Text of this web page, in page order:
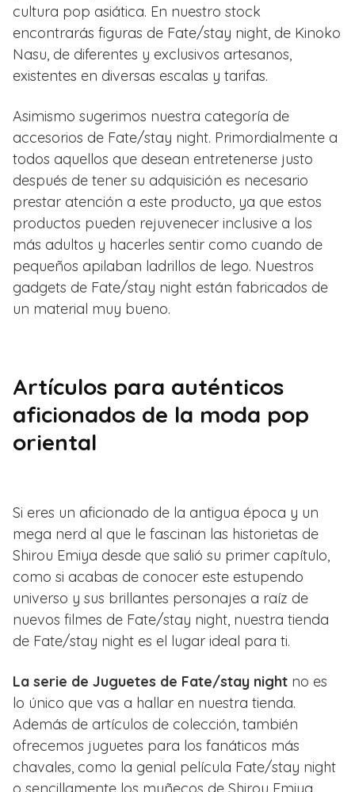
cultura pop asiática. En nuestro stock
encontrarás figuras de Fate/stay night, de Kinoko
Nasu, de diferentes y exclusivos artesanos,
existentes en diversas escalas y tarifas.
Asimismo sugerimos nuestra categoría de
accesorios de Fate/stay night. Primordialmente a
todos aquellos que desean entretenerse justo
después de tener su adquisición es necesario
prestar atención a este producto, ya que estos
productos pueden rejuvenecer inclusive a los
más adultos y hacerles sentir como cuando de
pequeños apilaban ladrillos de lego. Nuestros
gadgets de Fate/stay night están fabricados de
un material muy bueno.
Artículos para auténticos
aficionados de la moda pop
oriental
Si eres un aficionado de la antigua época y un
mega nerd al que le fascinan las historietas de
Shirou Emiya desde que salió su primer capítulo,
como si acabas de conocer este estupendo
universo y sus brillantes personajes a raíz de
nuevos filmes de Fate/stay night, nuestra tienda
de Fate/stay night es el lugar ideal para ti.
La serie de Juguetes de Fate/stay night no es
lo único que vas a hallar en nuestra tienda.
Además de artículos de colección, también
ofrecemos juguetes para los fanáticos más
chavales, como la genial película Fate/stay night
o sencillamente los muñecos de Shirou Emiya.